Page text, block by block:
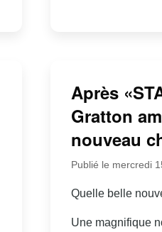
Après
Gratton
nouveau
Publié le mercredi
Quelle belle
Une magnifique